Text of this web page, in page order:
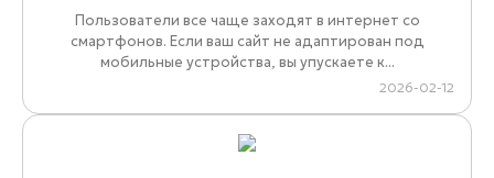
Пользователи все чаще заходят в интернет со
смартфонов. Если ваш сайт не адаптирован под
мобильные устройства, вы упускаете к...
2026-02-12